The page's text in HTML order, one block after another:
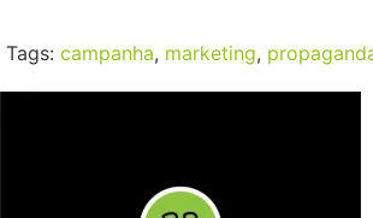
Tags: campanha, marketing,